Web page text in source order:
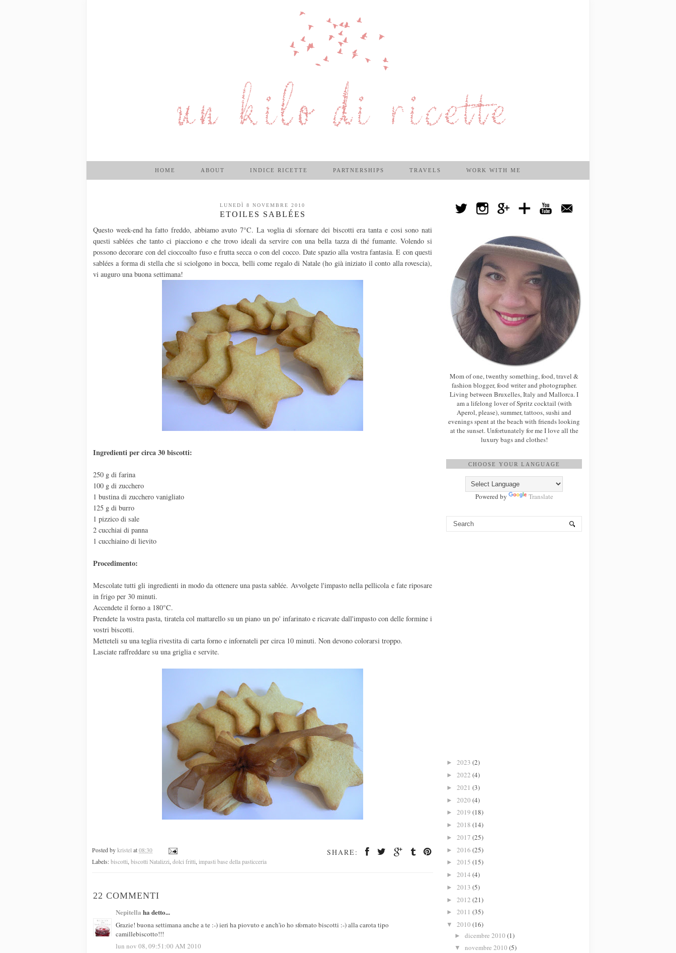
HOME ABOUT INDICE RICETTE PARTNERSHIPS TRAVELS WORK WITH ME
LUNEDÌ 8 NOVEMBRE 2010
ETOILES SABLÉES
Questo week-end ha fatto freddo, abbiamo avuto 7°C. La voglia di sfornare dei biscotti era tanta e cosi sono nati
questi sablées che tanto ci piacciono e che trovo ideali da servire con una bella tazza di thé fumante. Volendo si
possono decorare con del cioccoalto fuso e frutta secca o con del cocco. Date spazio alla vostra fantasia. E con questi
sablées a forma di stella che si sciolgono in bocca, belli come regalo di Natale (ho già iniziato il conto alla rovescia),
vi auguro una buona settimana!
Ingredienti per circa 30 biscotti:
250 g di farina
100 g di zucchero
1 bustina di zucchero vanigliato
125 g di burro
1 pizzico di sale
2 cucchiai di panna
1 cucchiaino di lievito
Procedimento:
Mescolate tutti gli ingredienti in modo da ottenere una pasta sablée. Avvolgete l'impasto nella pellicola e fate riposare
in frigo per 30 minuti.
Accendete il forno a 180°C.
Prendete la vostra pasta, tiratela col mattarello su un piano un po' infarinato e ricavate dall'impasto con delle formine i
vostri biscotti.
Metteteli su una teglia rivestita di carta forno e infornateli per circa 10 minuti. Non devono colorarsi troppo.
Lasciate raffreddare su una griglia e servite.
SHARE:
Posted by kristel at 08:30
Labels: biscotti, biscotti Natalizzi, dolci fritti, impasti base della pasticceria
22 COMMENTI
Nepitella ha detto...
Grazie! buona settimana anche a te :-) ieri ha piovuto e anch'io ho sfornato biscotti :-) alla carota tipo
camillebiscotto!!!
lun nov 08, 09:51:00 AM 2010
Mom of one, twenthy something, food, travel &
fashion blogger, food writer and photographer.
Living between Bruxelles, Italy and Mallorca. I
am a lifelong lover of Spritz cocktail (with
Aperol, please), summer, tattoos, sushi and
evenings spent at the beach with friends looking
at the sunset. Unfortunately for me I love all the
luxury bags and clothes!
CHOOSE YOUR LANGUAGE
Powered by Translate
► 2023 (2)
► 2022 (4)
► 2021 (3)
► 2020 (4)
► 2019 (18)
► 2018 (14)
► 2017 (25)
► 2016 (25)
► 2015 (15)
► 2014 (4)
► 2013 (5)
► 2012 (21)
► 2011 (35)
▼ 2010 (16)
► dicembre 2010 (1)
▼ novembre 2010 (5)